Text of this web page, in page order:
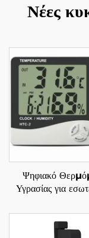
Νέες
Ψηφιακό
Υγρασίας για